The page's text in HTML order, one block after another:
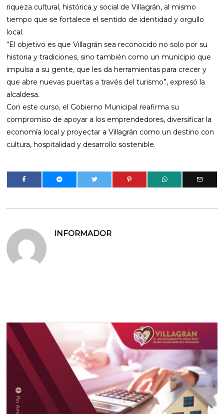
riqueza cultural, histórica y social de Villagrán, al mismo
tiempo que se fortalece el sentido de identidad y orgullo
local.
“El objetivo es que Villagrán sea reconocido no solo por su
historia y tradiciones, sino también como un municipio que
impulsa a su gente, que les da herramientas para crecer y
que abre nuevas puertas a través del turismo”, expresó la
alcaldesa.
Con este curso, el Gobierno Municipal reafirma su
compromiso de apoyar a los emprendedores, diversificar la
economía local y proyectar a Villagrán como un destino con
cultura, hospitalidad y desarrollo sostenible.
INFORMADOR